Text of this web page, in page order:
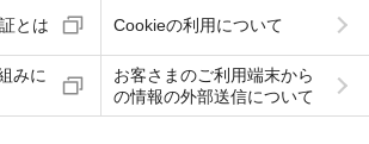
とは Cookieの利用について
みに
お客さまのご利用端末から
の情報の外部送信について